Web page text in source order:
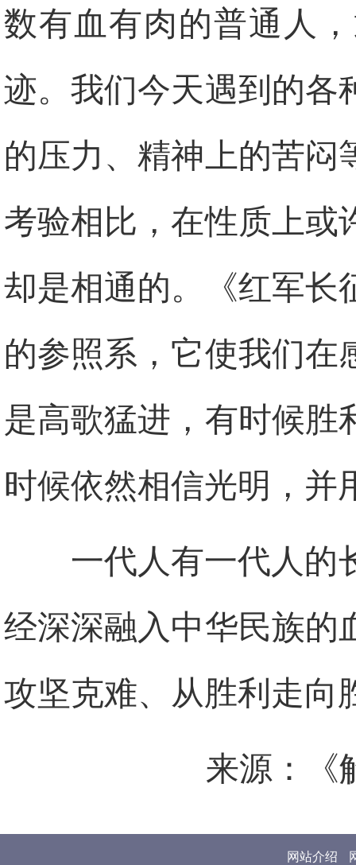
数有血有肉的普通人
迹。我们今天遇到的各
的压力、精神上的苦闷
考验相比，在性质上或
却是相通的。《红军长
的参照系，它使我们在
是高歌猛进，有时候胜
时候依然相信光明，并
一代人有一代人的
经深深融入中华民族的
攻坚克难、从胜利走向
来源：《
网站介绍